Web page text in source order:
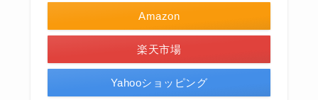
Amazon
楽天市場
Yahooショッピング